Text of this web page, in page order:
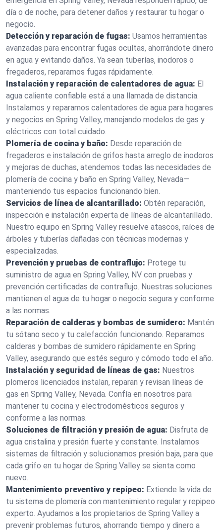
día o de noche, para detener daños y restaurar tu hogar o
negocio.
Detección y reparación de fugas: Usamos herramientas
avanzadas para encontrar fugas ocultas, ahorrándote dinero
en agua y evitando daños. Ya sean tuberías, inodoros o
fregaderos, reparamos fugas rápidamente.
Instalación y reparación de calentadores de agua: El
agua caliente confiable está a una llamada de distancia.
Instalamos y reparamos calentadores de agua para hogares
y negocios en Spring Valley, manejando modelos de gas y
eléctricos con total cuidado.
Plomería de cocina y baño: Desde reparación de
fregaderos e instalación de grifos hasta arreglo de inodoros
y mejoras de duchas, atendemos todas las necesidades de
plomería de cocina y baño en Spring Valley, Nevada—
manteniendo tus espacios funcionando bien.
Servicios de línea de alcantarillado: Obtén reparación,
inspección e instalación experta de líneas de alcantarillado.
Nuestro equipo en Spring Valley resuelve atascos, raíces de
árboles y tuberías dañadas con técnicas modernas y
especializadas.
Prevención y pruebas de contraflujo: Protege tu
suministro de agua en Spring Valley, NV con pruebas y
prevención certificadas de contraflujo. Nuestras soluciones
mantienen el agua de tu hogar o negocio segura y conforme
a las normas.
Reparación de calderas y bombas de sumidero: Mantén
tu sótano seco y tu calefacción funcionando. Reparamos
calderas y bombas de sumidero rápidamente en Spring
Valley, asegurando que estés seguro y cómodo todo el año.
Instalación y seguridad de líneas de gas: Nuestros
plomeros licenciados instalan, reparan y revisan líneas de
gas en Spring Valley, Nevada. Confía en nosotros para
mantener tu cocina y electrodomésticos seguros y
conforme a las normas.
Soluciones de filtración y presión de agua: Disfruta de
agua cristalina y presión fuerte y constante. Instalamos
sistemas de filtración y solucionamos presión baja, para que
cada grifo en tu hogar de Spring Valley se sienta como
nuevo.
Mantenimiento preventivo y repipeo: Extiende la vida de
tu sistema de plomería con mantenimiento regular y repipeo
experto. Ayudamos a los propietarios de Spring Valley a
prevenir problemas futuros, ahorrando tiempo y dinero a